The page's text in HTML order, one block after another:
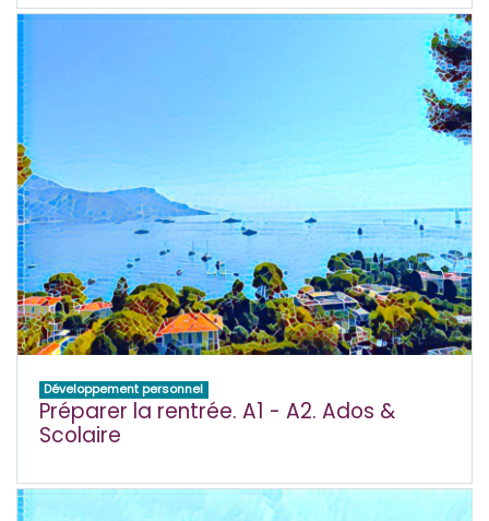
Développement personnel
Préparer la rentrée. A1 - A2. Ados &
Scolaire